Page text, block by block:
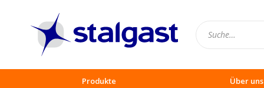
Produkte Über uns